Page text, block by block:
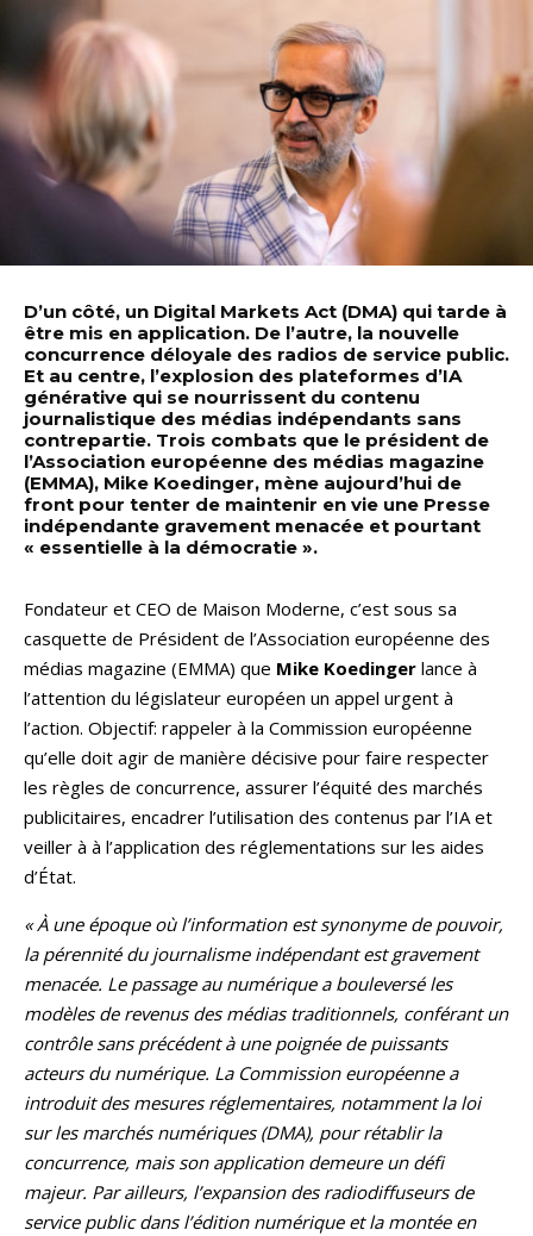
D’un côté, un Digital Markets Act (DMA) qui tarde à
être mis en application. De l’autre, la nouvelle
concurrence déloyale des radios de service public.
Et au centre, l’explosion des plateformes d’IA
générative qui se nourrissent du contenu
journalistique des médias indépendants sans
contrepartie. Trois combats que le président de
l’Association européenne des médias magazine
(EMMA), Mike Koedinger, mène aujourd’hui de
front pour tenter de maintenir en vie une Presse
indépendante gravement menacée et pourtant
« essentielle à la démocratie ».
Fondateur et CEO de Maison Moderne, c’est sous sa
casquette de Président de l’Association européenne des
médias magazine (EMMA) que Mike Koedinger lance à
l’attention du législateur européen un appel urgent à
l’action. Objectif: rappeler à la Commission européenne
qu’elle doit agir de manière décisive pour faire respecter
les règles de concurrence, assurer l’équité des marchés
publicitaires, encadrer l’utilisation des contenus par l’IA et
veiller à à l’application des réglementations sur les aides
d’État.
« À une époque où l’information est synonyme de pouvoir,
la pérennité du journalisme indépendant est gravement
menacée. Le passage au numérique a bouleversé les
modèles de revenus des médias traditionnels, conférant un
contrôle sans précédent à une poignée de puissants
acteurs du numérique. La Commission européenne a
introduit des mesures réglementaires, notamment la loi
sur les marchés numériques (DMA), pour rétablir la
concurrence, mais son application demeure un défi
majeur. Par ailleurs, l’expansion des radiodiffuseurs de
service public dans l’édition numérique et la montée en